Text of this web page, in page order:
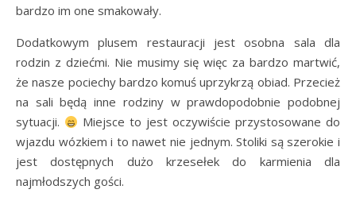
bardzo im one smakowały.
Dodatkowym plusem restauracji jest osobna sala dla
rodzin z dziećmi. Nie musimy się więc za bardzo martwić,
że nasze pociechy bardzo komuś uprzykrzą obiad. Przecież
na sali będą inne rodziny w prawdopodobnie podobnej
sytuacji.
Miejsce to jest oczywiście przystosowane do
wjazdu wózkiem i to nawet nie jednym. Stoliki są szerokie i
jest dostępnych dużo krzesełek do karmienia dla
najmłodszych gości.